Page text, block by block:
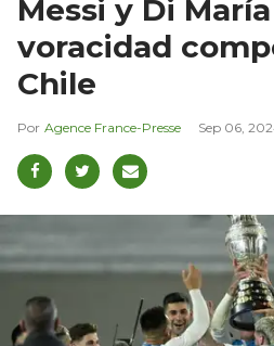
Messi y Di
voracidad
Chile
Agence France-Presse Sep 06,